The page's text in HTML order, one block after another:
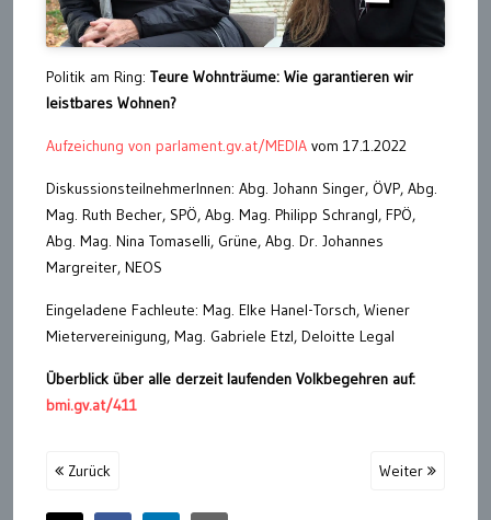
Politik am Ring: Teure Wohnträume: Wie garantieren wir
leistbares Wohnen?
Aufzeichung von parlament.gv.at/MEDIA vom 17.1.2022
DiskussionsteilnehmerInnen: Abg. Johann Singer, ÖVP, Abg.
Mag. Ruth Becher, SPÖ, Abg. Mag. Philipp Schrangl, FPÖ,
Abg. Mag. Nina Tomaselli, Grüne, Abg. Dr. Johannes
Margreiter, NEOS
Eingeladene Fachleute: Mag. Elke Hanel-Torsch, Wiener
Mietervereinigung, Mag. Gabriele Etzl, Deloitte Legal
Überblick über alle derzeit laufenden Volkbegehren auf:
bmi.gv.at/411
Zurück Weiter